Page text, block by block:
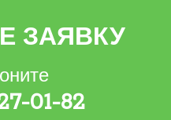
ЗАЯВКУ
01-82